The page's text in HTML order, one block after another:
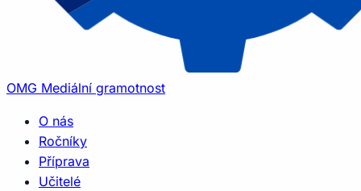
OMG Mediální gramotnost
O nás
Ročníky
Příprava
Učitelé